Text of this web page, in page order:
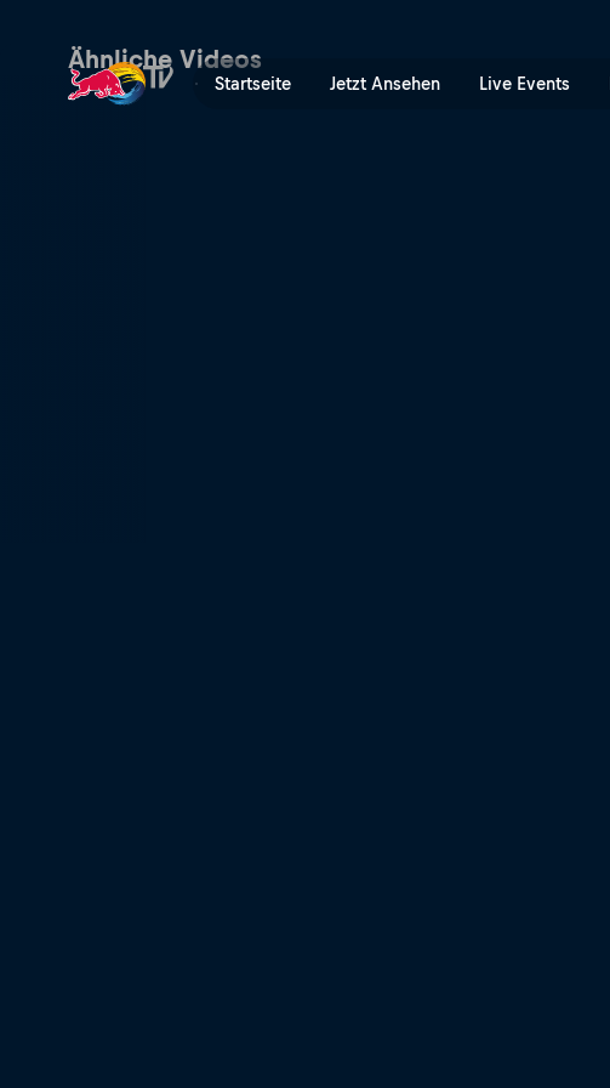
Startseite Jetzt Ansehen Live Events
Ähnliche Videos